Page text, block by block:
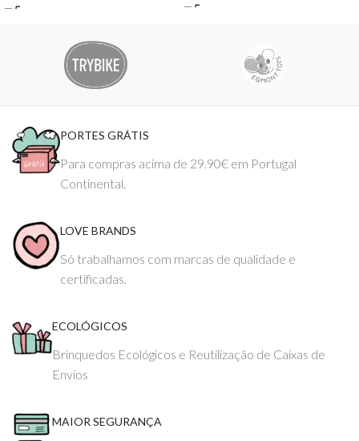
PORTES GRÁTIS
Para compras acima de 29.90€ em Portugal
Continental.
LOVE BRANDS
Só trabalhamos com marcas de qualidade e
certificadas.
ECOLÓGICOS
Brinquedos Ecológicos e Reutilização de Caixas de
Envios
MAIOR SEGURANÇA